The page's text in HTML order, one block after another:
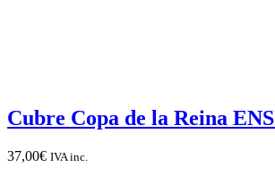
Cubre Copa de la Reina
37,00€ IVA inc.